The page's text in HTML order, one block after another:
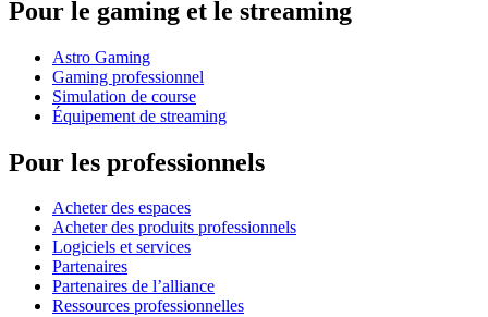
Pour le gaming et le streaming
Astro Gaming
Gaming professionnel
Simulation de course
Équipement de streaming
Pour les professionnels
Acheter des espaces
Acheter des produits professionnels
Logiciels et services
Partenaires
Partenaires de l’alliance
Ressources professionnelles